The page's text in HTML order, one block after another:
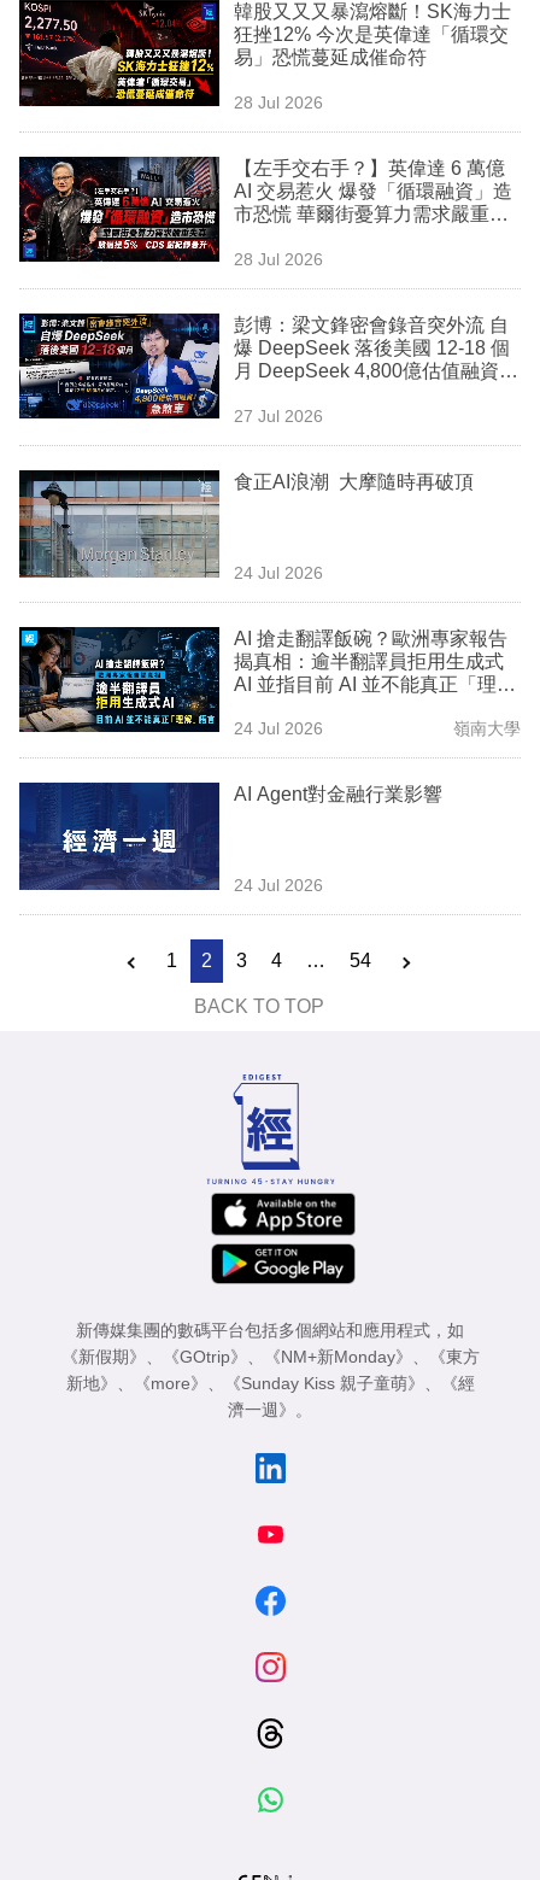
時
事
欄
訂
閱
區
韓股又又又暴瀉熔斷！SK海力士
狂挫12% 今次是英偉達「循環交
易」恐慌蔓延成催命符
28 Jul 2026
【左手交右手？】英偉達 6 萬億
AI 交易惹火 爆發「循環融資」造
市恐慌 華爾街憂算力需求嚴重失
28 Jul 2026
彭博：梁文鋒密會錄音突外流 自
爆 DeepSeek 落後美國 12-18 個
月 DeepSeek 4,800億估值融資急
27 Jul 2026
食正AI浪潮 大摩隨時再破頂
24 Jul 2026
AI 搶走翻譯飯碗？歐洲專家報告
揭真相：逾半翻譯員拒用生成式
AI 並指目前 AI 並不能真正「理
24 Jul 2026 嶺南大學
AI Agent對金融行業影響
24 Jul 2026
1 2 3 4 … 54
BACK TO TOP
新傳媒集團的數碼平台包括多個網站和應用程式，如
《新假期》 、 《GOtrip》 、 《NM+新Monday》 、
《東方
新地》 、 《more》 、 《Sunday Kiss 親子童萌》 、
《經
濟一週》 。